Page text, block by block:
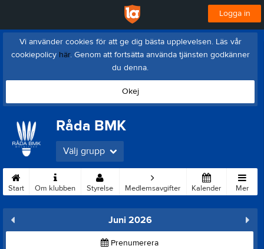
Logga in
Vi använder cookies för att ge dig bästa upplevelsen. Läs vår
cookiepolicy här. Genom att fortsätta använda tjänsten godkänner
du denna.
Okej
Råda BMK
Välj grupp
Start Om klubben Styrelse Medlemsavgifter Kalender Mer
Juni 2026
Prenumerera